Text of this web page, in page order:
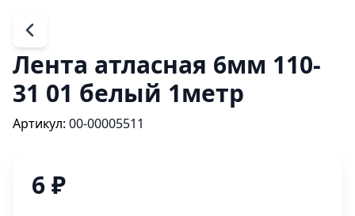
Лента атласная 6мм 110-
31 01 белый 1метр
Артикул: 00-00005511
6₽